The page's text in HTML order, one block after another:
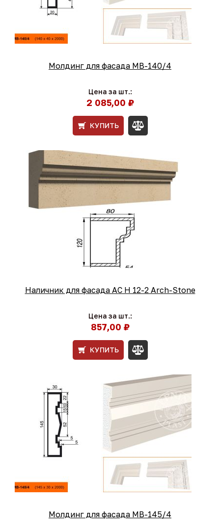
Молдинг для фасада МВ-140/4
Цена за шт.:
2 085,00 ₽
КУПИТЬ
Наличник для фасада АС Н 12-2 Arch-Stone
Цена за шт.:
857,00 ₽
КУПИТЬ
Молдинг для фасада МВ-145/4